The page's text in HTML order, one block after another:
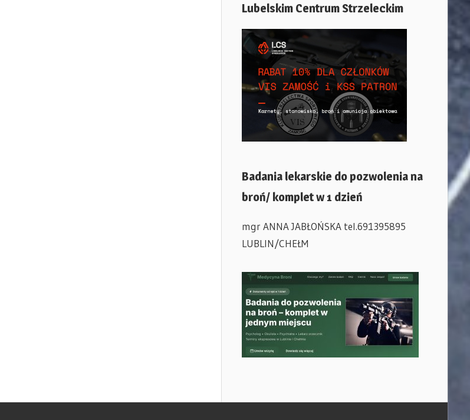
Lubelskim Centrum Strzeleckim
Badania lekarskie do pozwolenia na
broń/ komplet w 1 dzień
mgr ANNA JABŁOŃSKA tel.691395895
LUBLIN/CHEŁM